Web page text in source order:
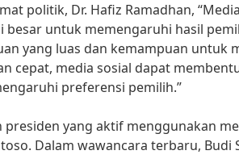
politik, Dr. Hafiz Ramadhan,
besar untuk memengaruhi hasil
yang luas dan kemampuan untuk
cepat, media sosial dapat
preferensi pemilih.”
presiden yang aktif menggunakan
Dalam wawancara terbaru, Budi